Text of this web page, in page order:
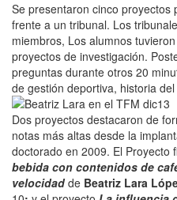
Se presentaron cinco
frente a un tribunal. Los
miembros, Los alumnos
proyectos de investigación.
preguntas durante otros 20
de gestión deportiva, historia
Dos proyectos destacaron de
notas más altas desde la
doctorado en 2009. El Proyecto
bebida con contenidos de
velocidadde Beatriz Lara